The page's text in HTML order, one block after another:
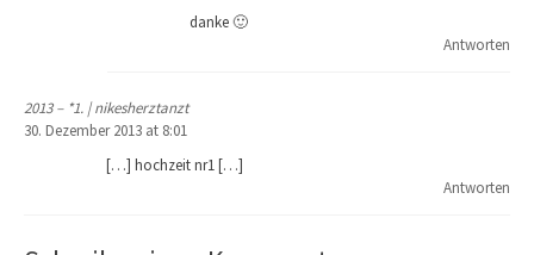
danke 🙂
Antworten
2013 – *1. | nikesherztanzt
30. Dezember 2013 at 8:01
[…] hochzeit nr1 […]
Antworten